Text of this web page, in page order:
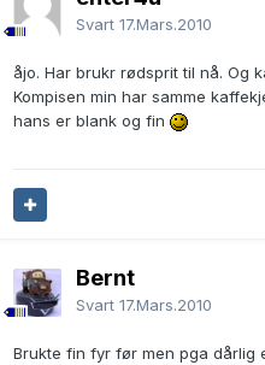
Svart 17.Mars.2010
åjo. Har brukr rødsprit til nå. Og
Kompisen min har samme
hans er blank og fin
Bernt
Svart 17.Mars.2010
Brukte fin fyr før men pga dårlig